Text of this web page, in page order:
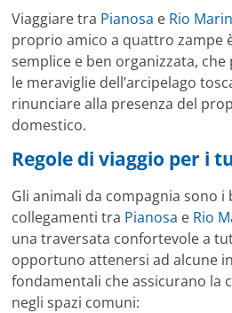
Viaggiare tra Pianosa e Rio
proprio amico a quattro zampe
semplice e ben organizzata,
le meraviglie dell’arcipelago
rinunciare alla presenza del
domestico.
Regole di viaggio per i
Gli animali da compagnia sono
collegamenti tra Pianosa e Rio
una traversata confortevole a
opportuno attenersi ad alcune
fondamentali che assicurano la
negli spazi comuni: